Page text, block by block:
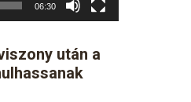
06:30
után a